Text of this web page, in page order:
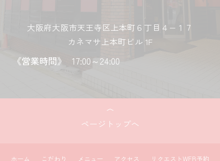
大阪府大阪市天王寺区上本町６丁目４−１７
カネマサ上本町ビル 1F
《営業時間》 17:00～24:00
ページトップへ
ホーム こだわり メニュー アクセス リクエストWEB予約